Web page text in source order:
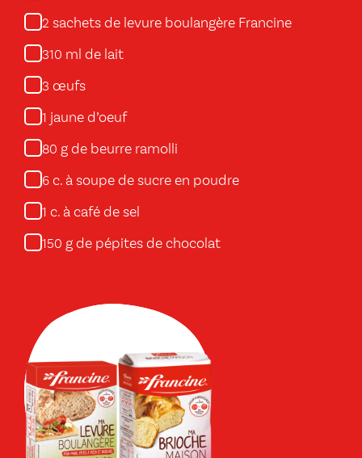
2 sachets de levure boulangère Francine
310 ml de lait
3 œufs
1 jaune d’oeuf
80 g de beurre ramolli
6 c. à soupe de sucre en poudre
1 c. à café de sel
150 g de pépites de chocolat